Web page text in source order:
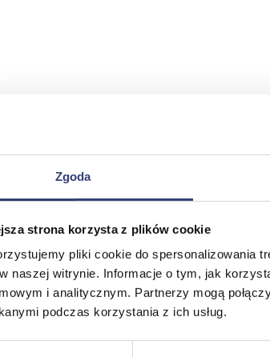
Zgoda
strona korzysta z plików cookie
pliki cookie do spersonalizowania
naszej witrynie. Informacje o tym, jak
i analitycznym. Partnerzy mogą
podczas korzystania z ich usług.